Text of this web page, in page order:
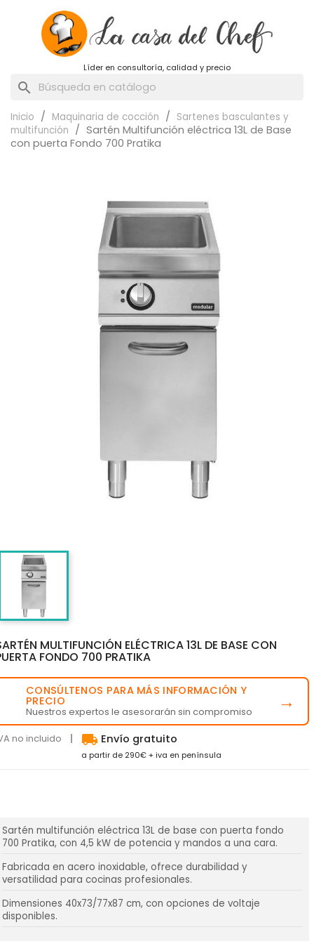
Líder en consultoría, calidad y precio
search
Inicio Maquinaria de cocción
Sartenes basculantes y
multifunción
Sartén Multifunción eléctrica 13L de Base
con puerta Fondo 700 Pratika
MULTIFUNCIÓN ELÉCTRICA 13L DE BASE CON
FONDO 700 PRATIKA
CONSÚLTENOS PARA MÁS INFORMACIÓN Y
PRECIO
Nuestros expertos le asesorarán sin compromiso →
no incluido local_shipping Envío gratuito
a partir de 290€ + iva en península
Sartén multifunción eléctrica 13L de base con puerta fondo
700 Pratika, con 4,5 kW de potencia y mandos a una cara.
Fabricada en acero inoxidable, ofrece durabilidad y
versatilidad para cocinas profesionales.
Dimensiones 40x73/77x87 cm, con opciones de voltaje
disponibles.